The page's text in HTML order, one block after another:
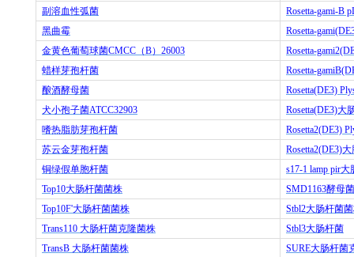
副溶血性弧菌
Rosetta-gami-B
黑曲霉
Rosetta-
金黄色葡萄球菌CMCC （B） 26003
Rosetta-
蜡样芽孢杆菌
Rosetta-
酿酒酵母菌
Rosetta(DE3)
犬小孢子菌ATCC32903 Rosetta(DE3)大
嗜热脂肪芽孢杆菌
Rosetta2(DE3)
苏云金芽孢杆菌
Rosetta2(DE3)大
铜绿假单胞杆菌
s17-1 lamp pir大
Top10大肠杆菌菌株 SMD1163酵母菌
Top10F'大肠杆菌菌株 Stbl2大肠杆菌
Trans110 大肠杆菌克隆菌株 Stbl3大肠杆菌
TransB 大肠杆菌菌株 SURE大肠杆菌